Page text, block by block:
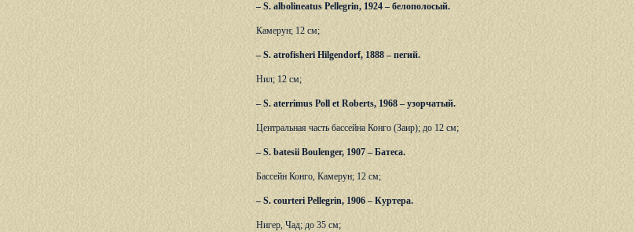
– S. albolineatus Pellegrin, 1924 – белополосый.
Камерун; 12 см;
– S. atrofisheri Hilgendorf, 1888 – пегий.
Нил; 12 см;
– S. aterrimus Poll et Roberts, 1968 – узорчатый.
Центральная часть бассейна Конго (Заир); до 12 см;
– S. batesii Boulenger, 1907 – Батеса.
Бассейн Конго, Камерун; 12 см;
– S. courteri Pellegrin, 1906 – Куртера.
Нигер, Чад; до 35 см;